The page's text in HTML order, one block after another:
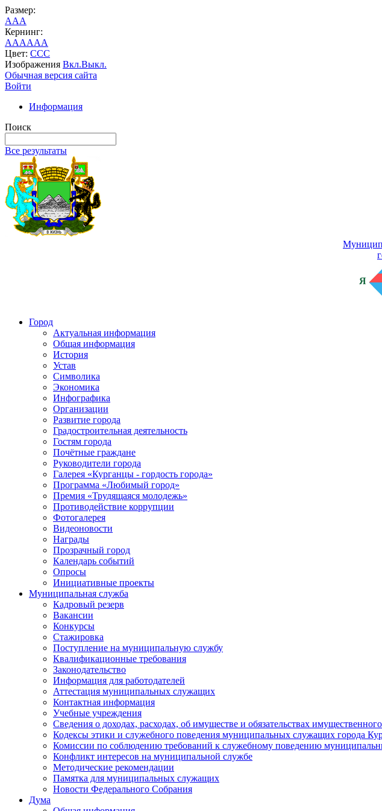
Размер:
AAA
Кернинг:
AAAAAA
Цвет: CCC
Изображения Вкл.Выкл.
Обычная версия сайта
Войти
Информация
Поиск
Все результаты
Я
Город
Актуальная информация
Общая информация
История
Устав
Символика
Экономика
Инфографика
Организации
Развитие города
Градостроительная деятельность
Гостям города
Почётные граждане
Руководители города
Галерея «Курганцы - гордость города»
Программа «Любимый город»
Премия «Трудящаяся молодежь»
Противодействие коррупции
Фотогалерея
Видеоновости
Награды
Прозрачный город
Календарь событий
Опросы
Инициативные проекты
Муниципальная служба
Кадровый резерв
Вакансии
Конкурсы
Стажировка
Поступление на муниципальную службу
Квалификационные требования
Законодательство
Информация для работодателей
Аттестация муниципальных служащих
Контактная информация
Учебные учреждения
Сведения о доходах, расходах, об имуществе и обязательствах имущественного
Кодексы этики и служебного поведения муниципальных служащих города
Комиссии по соблюдению требований к служебному поведению
Конфликт интересов на муниципальной службе
Методические рекомендации
Памятка для муниципальных служащих
Новости Федерального Cобрания
Дума